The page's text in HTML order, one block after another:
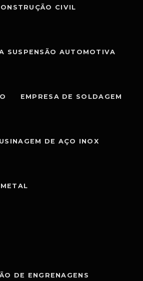
CIVIL
SUSPENSÃO AUTOMOTIVA
EMPRESA DE SOLDAGEM
DE AÇO INOX
DE ENGRENAGENS